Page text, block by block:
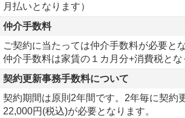
月払いとなります）
仲介手数料
ご契約に当たっては仲介手数料が必要と
仲介手数料は家賃の１カ月分+消費税とな
契約更新事務手数料について
契約期間は原則2年間です。2年毎に契約
22,000円(税込)が必要となります。